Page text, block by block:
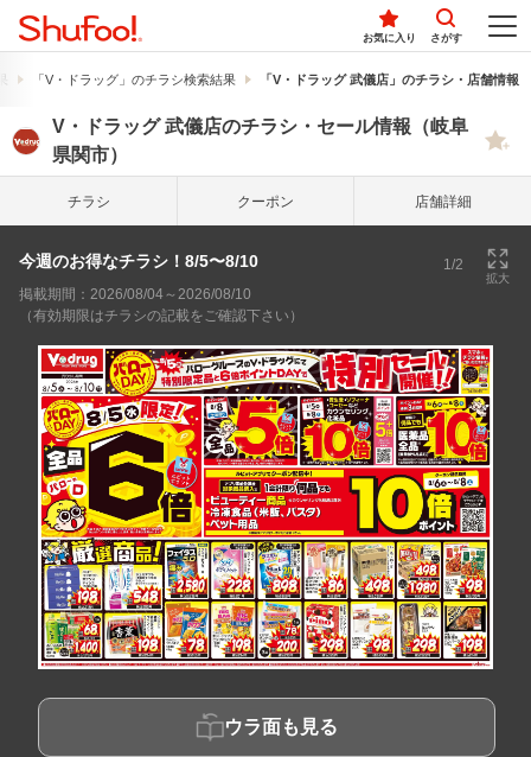
お気に入り さがす
「V・ドラッグ」のチラシ検索結果 「V・ドラッグ 武儀店」のチラシ・店舗情報
V・ドラッグ 武儀店のチラシ・セール情報（岐阜
県関市）
チラシ クーポン 店舗詳細
今週のお得なチラシ！8/5〜8/10 1/2
拡大
掲載期間：2026/08/04～2026/08/10
（有効期限はチラシの記載をご確認下さい）
ウラ面も見る